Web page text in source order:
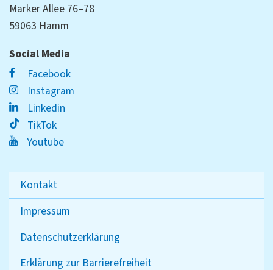
Marker Allee 76–78
59063 Hamm
Social Media
Facebook
Instagram
Linkedin
TikTok
Youtube
Kontakt
Impressum
Datenschutzerklärung
Erklärung zur Barrierefreiheit